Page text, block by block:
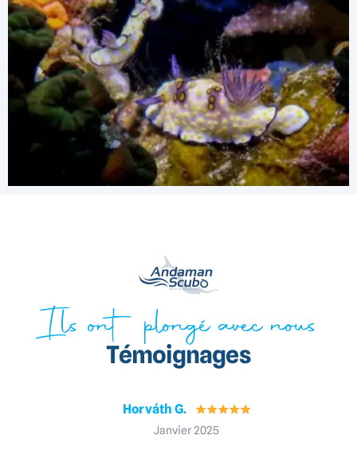
Ils ont plongé avec nous
Témoignages
Horváth G.
Janvier 2025